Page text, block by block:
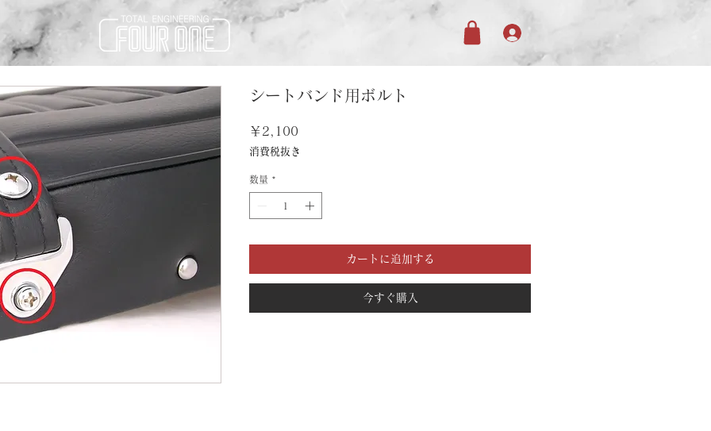
シートバンド用ボルト
￥2,100
格
消費税抜き
数量 *
カートに追加する
今すぐ購入